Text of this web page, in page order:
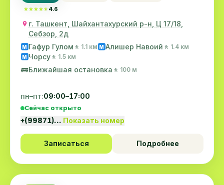
★★★★★
★★★★★ 4.6
г. Ташкент, Шайхантахурский р-н, Ц 17/18,
Себзор, 2д
M Гафур Гулом 🚶 1.1 км M Алишер Навоий 🚶 1.4 км
M Чорсу 🚶 1.5 км
🚌Ближайшая остановка 🚶 100 м
пн–пт:09:00–17:00
Сейчас открыто
+(99871)… Показать номер
Записаться Подробнее